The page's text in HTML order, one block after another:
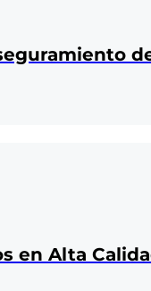
en Alta